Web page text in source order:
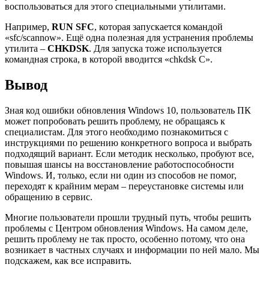
воспользоваться для этого специальными утилитами.
Например, RUN SFC, которая запускается командой
«sfc/scannow». Ещё одна полезная для устранения проблемы
утилита – CHKDSK. Для запуска тоже используется
командная строка, в которой вводится «chkdsk C».
Вывод
Зная код ошибки обновления Windows 10, пользователь ПК
может попробовать решить проблему, не обращаясь к
специалистам. Для этого необходимо познакомиться с
инструкциями по решению конкретного вопроса и выбрать
подходящий вариант. Если методик несколько, пробуют все,
повышая шансы на восстановление работоспособности
Windows. И, только, если ни один из способов не помог,
переходят к крайним мерам – переустановке системы или
обращению в сервис.
Многие пользователи прошли трудный путь, чтобы решить
проблемы с Центром обновления Windows. На самом деле,
решить проблему не так просто, особенно потому, что она
возникает в частных случаях и информации по ней мало. Мы
подскажем, как все исправить.